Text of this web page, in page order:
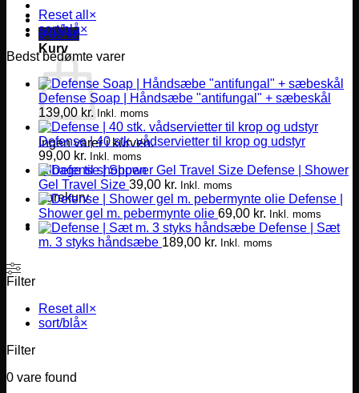
0,00kr.
Kurv
Ingen varer i kurven.
Tilbage til shoppen
Varekurv
Reset all ×
sort/blå×
Bedst bedømte varer
Defense Soap | Håndsæbe "antifungal" + sæbeskål
139,00kr. Inkl. moms
Defense | 40 stk. vådservietter til krop og udstyr
99,00 kr. Inkl. moms
Defense | Shower
Gel Travel Size 39,00 kr. Inkl. moms
Defense |
Shower gel m. pebermynte olie 69,00 kr. Inkl. moms
Defense | Sæt
m. 3 styks håndsæbe 189,00 kr. Inkl. moms
Filter
Reset all ×
sort/blå×
Filter
0 vare found